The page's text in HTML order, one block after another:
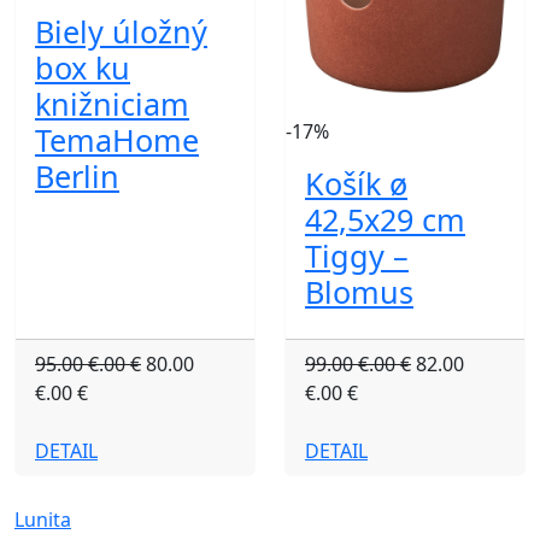
Biely úložný
box ku
knižniciam
TemaHome
Berlin
95.00 €.00 €80.00
€.00 €
DETAIL
-17%
Košík ø
42,5x29 cm
Tiggy –
Blomus
99.00 €.00 €82.00
€.00 €
DETAIL
Lunita